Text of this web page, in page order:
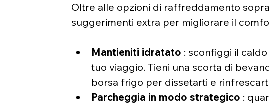
Oltre alle opzioni di raffreddamento
suggerimenti extra per migliorare il
Mantieniti idratato : sconfiggi il
tuo viaggio. Tieni una scorta di
borsa frigo per dissetarti e
Parcheggia in modo strategico :